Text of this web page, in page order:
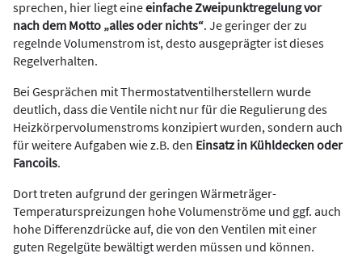
sprechen, hier liegt eineeinfache Zweipunktregelung vor
nach dem Motto „alles oder nichts“. Je geringer der zu
regelnde Volumenstrom ist, desto ausgeprägter ist dieses
Regelverhalten.
Bei Gesprächen mit Thermostatventilherstellern wurde
deutlich, dass die Ventile nicht nur für die Regulierung des
Heizkörpervolumenstroms konzipiert wurden, sondern auch
für weitere Aufgaben wie z.B. den Einsatz in Kühldecken oder
Fancoils.
Dort treten aufgrund der geringen Wärmeträger-
Temperaturspreizungen hohe Volumenströme und ggf. auch
hohe Differenzdrücke auf, die von den Ventilen mit einer
guten Regelgüte bewältigt werden müssen und können.